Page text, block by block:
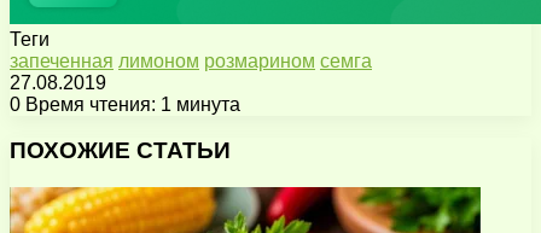
Теги
запеченная лимоном розмарином семга
27.08.2019
0 Время чтения: 1 минута
через
почту
ПОХОЖИЕ СТАТЬИ